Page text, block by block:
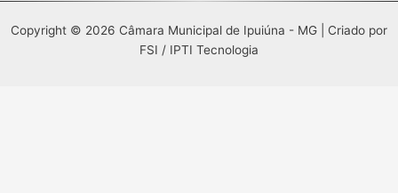
Copyright © 2026 Câmara Municipal de Ipuiúna - MG | Criado por
FSI / IPTI Tecnologia